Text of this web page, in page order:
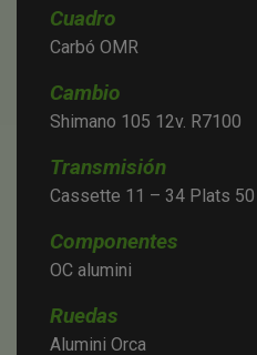
Cuadro
Carbó OMR
Cambio
Shimano 105 12v. R7100
Transmisión
Cassette 11 – 34 Plats
Componentes
OC alumini
Ruedas
Alumini Orca